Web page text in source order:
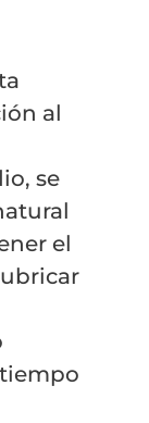
al
se
el